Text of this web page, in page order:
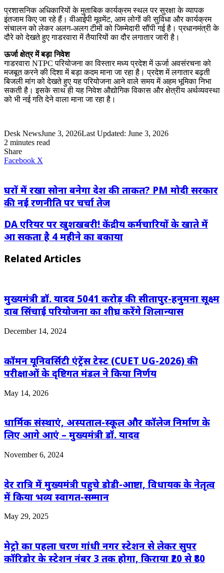
प्रशासनिक अधिकारियों के मुताबिक कार्यक्रम स्थल पर सुरक्षा के व्यापक
इंतजाम किए जा रहे हैं। वीआईपी मूवमेंट, आम लोगों की सुविधा और कार्यक्रम
संचालन को लेकर अलग-अलग टीमों को जिम्मेदारी सौंपी गई है। प्रधानमंत्री के
दौरे को देखते हुए गाडरवारा में तैयारियों का दौर लगातार जारी है।
ऊर्जा क्षेत्र में बड़ा निवेश
गाडरवारा NTPC परियोजना का विस्तार मध्य प्रदेश में ऊर्जा अवसंरचना को
मजबूत करने की दिशा में बड़ा कदम माना जा रहा है। प्रदेश में लगातार बढ़ती
बिजली मांग को देखते हुए यह परियोजना आने वाले समय में अहम भूमिका निभा
सकती है। इसके साथ ही यह निवेश औद्योगिक विकास और क्षेत्रीय अर्थव्यवस्था
को भी नई गति देने वाला माना जा रहा है।
Desk NewsJune 3, 2026Last Updated: June 3, 2026
2 minutes read
Share
Facebook X
घरों में रखा सोना बनेगा देश की ताकत? PM मोदी सरकार
की नई रणनीति पर चर्चा तेज
DA एरियर पर खुशखबरी! केंद्रीय कर्मचारियों के खाते में
आ सकता है 4 महीने का बकाया
Related Articles
मुख्यमंत्री डॉ. यादव 5041 करोड़ की सीतापुर-हनुमना सूक्ष्म
दाब सिंचाई परियोजना का शीघ्र करेंगे शिलान्यास
December 14, 2024
कॉमन यूनिवर्सिटी एंट्रेंस टेस्ट (CUET UG-2026) की
परीक्षाओं के दृष्टिगत मंडल ने किया निर्णय
May 14, 2026
धार्मिक संस्थाएं, अस्पताल-स्कूल और कॉलेज निर्माण के
लिए आगे आएं – मुख्यमंत्री डॉ. यादव
November 6, 2024
देर रात्रि में मुख्यमंत्री पहुचे डोडी-आष्टा, विधायक के नेतृत्व
में किया भव्य स्वागत-सम्मान
May 29, 2025
मेट्रो का पहला चरण गांधी नगर स्टेशन से लेकर सुपर
कॉरिडोर के स्टेशन नंबर 3 तक होगा, किराया ₹20 से ₹80